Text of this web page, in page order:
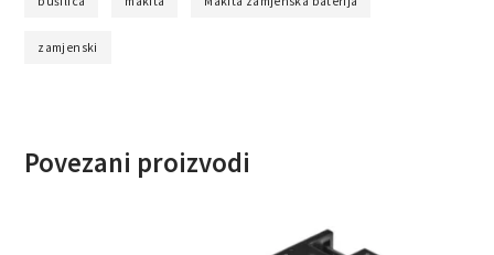
zamjenski
Povezani proizvodi